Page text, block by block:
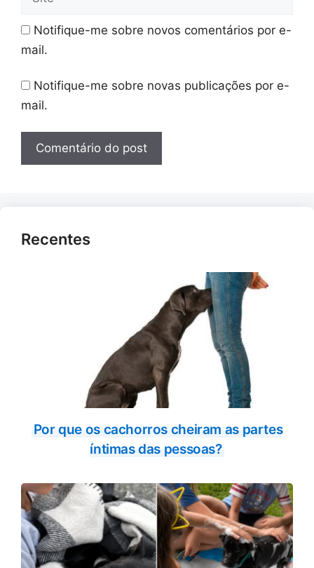
Notifique-me sobre novos comentários por e-
mail.
Notifique-me sobre novas publicações por e-
mail.
Recentes
Por que os cachorros cheiram as partes
íntimas das pessoas?